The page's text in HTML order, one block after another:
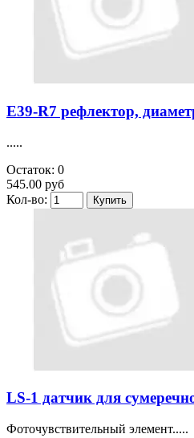
E39-R7 рефлектор,
.....
Остаток: 0
545.00 руб
Кол-во:
LS-1 датчик для
Фоточувствительный элемент.....